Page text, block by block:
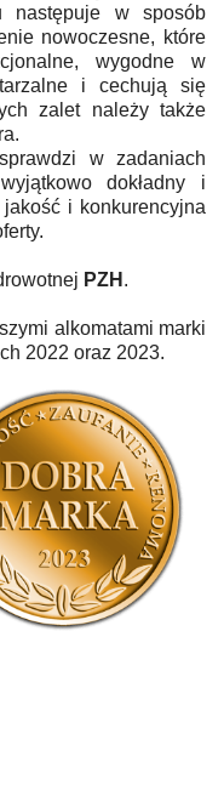
następuje w sposób
nowoczesne, które
wygodne w
i cechują się
zalet należy także
w zadaniach
dokładny i
i konkurencyjna
PZH .
alkomatami marki
2022 oraz 2023.